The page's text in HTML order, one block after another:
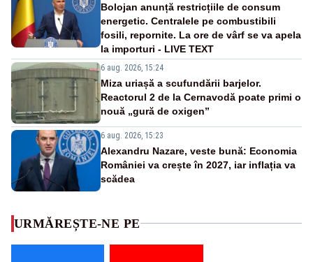
Bolojan anunță restricțiile de consum
energetic. Centralele pe combustibili
fosili, repornite. La ore de vârf se va apela
la importuri - LIVE TEXT
6 aug. 2026, 15:24
Miza uriașă a scufundării barjelor.
Reactorul 2 de la Cernavodă poate primi o
nouă „gură de oxigen”
6 aug. 2026, 15:23
Alexandru Nazare, veste bună: Economia
României va crește în 2027, iar inflația va
scădea
URMĂREȘTE-NE PE